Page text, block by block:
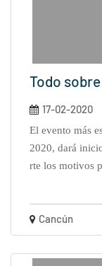
Todo
17-02-2020
el evento más esperado de febrero, el carnaval de cancún
2020, dará
rte los motivos
Cancún